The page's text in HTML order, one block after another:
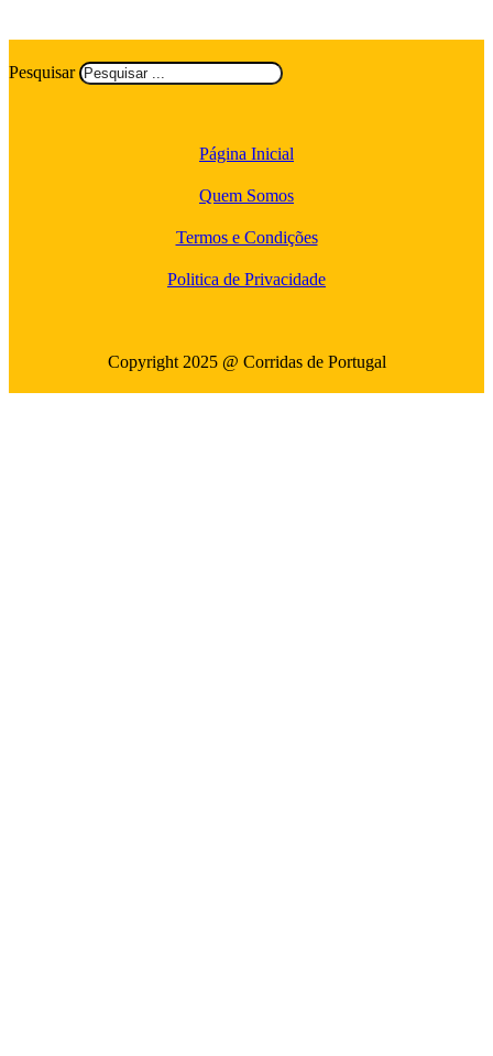
Pesquisar
Página Inicial
Quem Somos
Termos e Condições
Politica de Privacidade
Copyright 2025 @ Corridas de Portugal